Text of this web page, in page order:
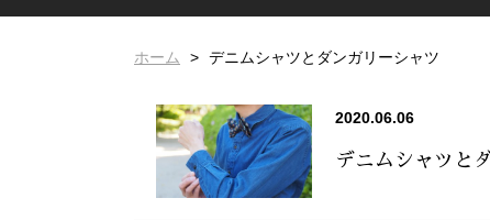
ホーム デニムシャツとダンガリーシャツ
2020.06.06
デニムシャツと